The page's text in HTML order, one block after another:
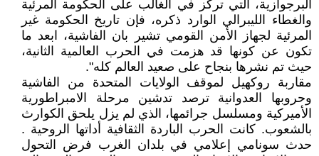
البرجوازية، التي تركز في الغالب على الحكومة المرئية
والغطاء الليبرالي الوارد ذكره، فإن تاريخ الحكومة غير
المرئية لجهاز الأمن القومي تشير بان الفاشية، ابعد ما
تكون عن كونها قد هزمت في الحرب العالمية الثانية،
حيث تم نشرها بنجاح على صعيد العالم كله".
مقاربة روكهيل لموقف الولايات المتحدة من الفاشية
وحروبها العدوانية ترصد تدشين مرحلة الامبراطورية
الأميركية ومسلسل جرائمها، الذي لم يزل يلحق الكوارث
بالشعوب. كانت الحرب الباردة الثقافية أداتها الروحية .
حدث سونامي إعلامي في بلدان الغرب فرض التحول